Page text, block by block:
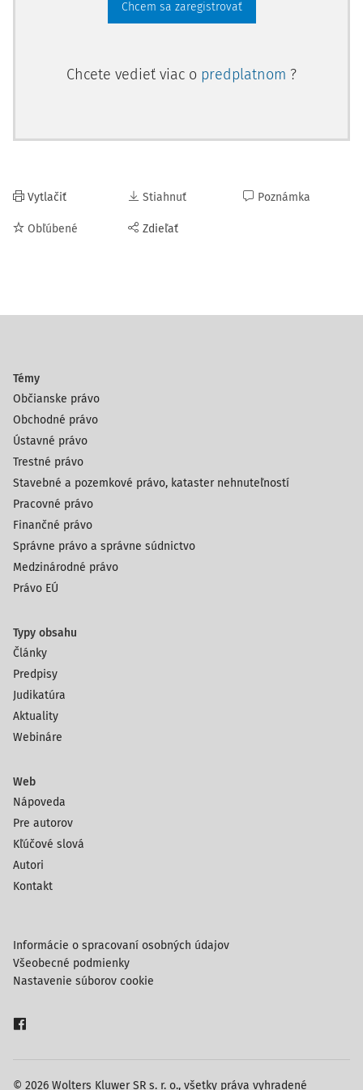
Chcem sa zaregistrovať
Chcete vedieť viac o predplatnom ?
Vytlačiť
Obľúbené
Stiahnuť
Zdieľať
Poznámka
Témy
Občianske právo
Obchodné právo
Ústavné právo
Trestné právo
Stavebné a pozemkové právo, kataster nehnuteľností
Pracovné právo
Finančné právo
Správne právo a správne súdnictvo
Medzinárodné právo
Právo EÚ
Typy obsahu
Články
Predpisy
Judikatúra
Aktuality
Webináre
Web
Nápoveda
Pre autorov
Kľúčové slová
Autori
Kontakt
© 2026 Wolters Kluwer SR s. r. o., všetky práva vyhradené
Informácie o spracovaní osobných údajov
Všeobecné podmienky
Nastavenie súborov cookie